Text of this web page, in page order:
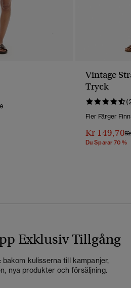
Från
Till
Vintage
Tryck
Fler Färger
Kr 149,70
Du Sparar 70 %
Exklusiv Tillgång
bakom kulisserna till kampanjer,
nya produkter och försäljning.